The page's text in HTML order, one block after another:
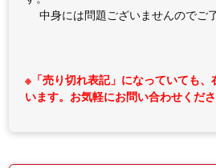
中身には問題ございませんのでご
※「売り切れ表記」になっていても
います。お気軽にお問い合わせくださ